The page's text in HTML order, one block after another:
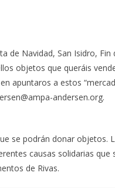
de Navidad, San Isidro, Fin
objetos que queráis
apuntaros a estos
andersen.org.
se podrán donar objetos.
causas solidarias que
de Rivas.